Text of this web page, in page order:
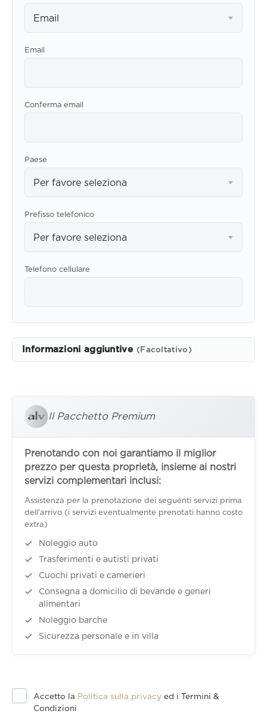
Email
Email
Conferma email
Paese
Per favore seleziona
Prefisso telefonico
Per favore seleziona
Telefono cellulare
Informazioni aggiuntive (Facoltativo)
Il Pacchetto Premium
Prenotando con noi garantiamo il miglior
prezzo per questa proprietà, insieme ai nostri
servizi complementari inclusi:
Assistenza per la prenotazione dei seguenti servizi prima
dell'arrivo (i servizi eventualmente prenotati hanno costo
extra)
Noleggio auto
Trasferimenti e autisti privati
Cuochi privati e camerieri
Consegna a domicilio di bevande e generi
alimentari
Noleggio barche
Sicurezza personale e in villa
Accetto la Politica sulla privacy ed i Termini &
Condizioni